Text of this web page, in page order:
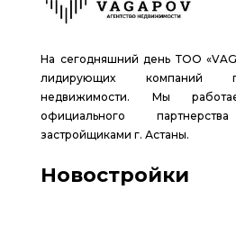
На сегодняшний день ТОО
лидирующих компаний
недвижимости. Мы
официального
застройщиками г. Астаны.
Новостройки